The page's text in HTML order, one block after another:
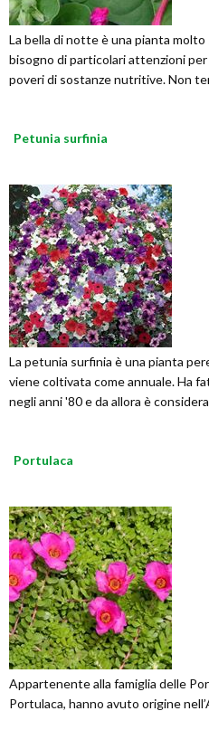
La bella di notte è una pianta
bisogno di particolari attenzioni
poveri di sostanze nutritive. Non
Petunia surfinia
La petunia surfinia è una pianta
viene coltivata come annuale. Ha
negli anni '80 e da allora è
Portulaca
Appartenente alla famiglia delle
Portulaca, hanno avuto origine